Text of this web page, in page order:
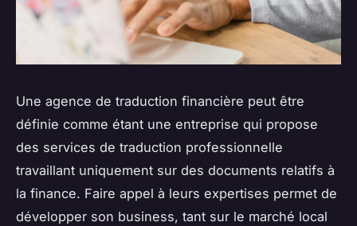
Une agence de traduction financière peut être
définie comme étant une entreprise qui propose
des services de traduction professionnelle
travaillant uniquement sur des documents relatifs à
la finance. Faire appel à leurs expertises permet de
développer son business, tant sur le marché local